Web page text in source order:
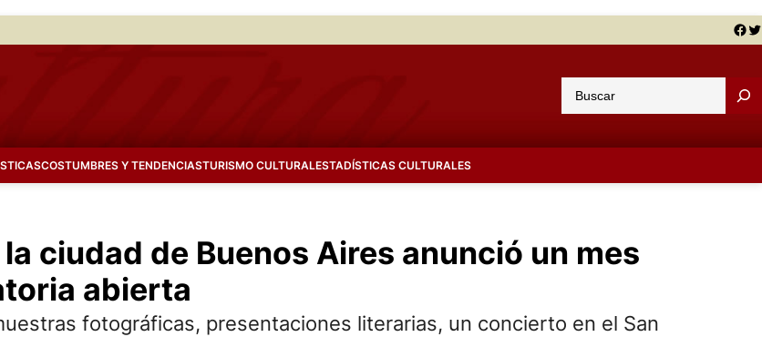
Facebook Twitter
u
a
COSTUMBRES Y TENDENCIASTURISMO CULTURALESTADÍSTICAS CULTURALES
ciudad de Buenos Aires anunció un mes
abierta
fotográficas, presentaciones literarias, un concierto en el San